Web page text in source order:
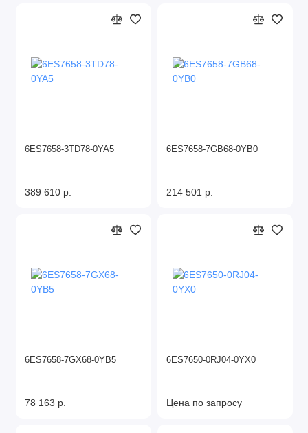
6ES7658-3TD78-0YA5
389 610 р.
6ES7658-7GB68-0YB0
214 501 р.
6ES7658-7GX68-0YB5
78 163 р.
6ES7650-0RJ04-0YX0
Цена по запросу